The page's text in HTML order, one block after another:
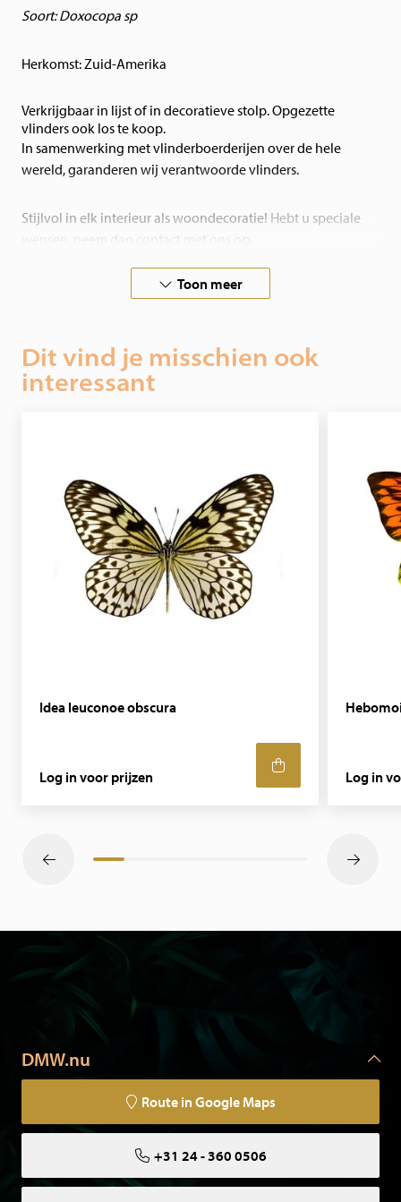
Soort: Doxocopa sp
Herkomst: Zuid-Amerika
Verkrijgbaar in lijst of in decoratieve stolp. Opgezette
vlinders ook los te koop.
In samenwerking met vlinderboerderijen over de hele
wereld, garanderen wij verantwoorde vlinders.
Stijlvol in elk interieur als woondecoratie! Hebt u speciale
wensen, neem dan contact met ons op.
Toon meer
Dit vind je misschien ook
interessant
Idea leuconoe obscura
Log in voor prijzen Log in
DMW.nu
Route in Google Maps
+31 24 - 360 0506